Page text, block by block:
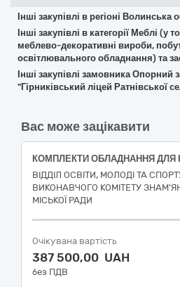
Інші закупівлі в регіоні Волинська
Інші закупівлі в категорії Меблі (у
меблево-декоративні вироби,
освітлювального обладнання) та
Інші закупівлі замовника Опорний
"Гірниківський ліцей Ратнівської
Вас може зацікавити
ВІДДІЛ ОСВІТИ, МОЛОДІ ТА
ВИКОНАВЧОГО КОМІТЕТУ
МІСЬКОЇ РАДИ
Очікувана вартість
387 500,00 UAH
без ПДВ